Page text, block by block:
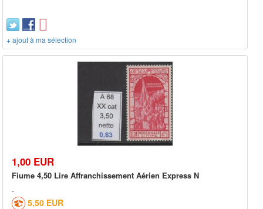
+ ajout à ma sélection
1,00 EUR
Fiume 4,50 Lire Affranchissement Aérien Express N
5,50 EUR